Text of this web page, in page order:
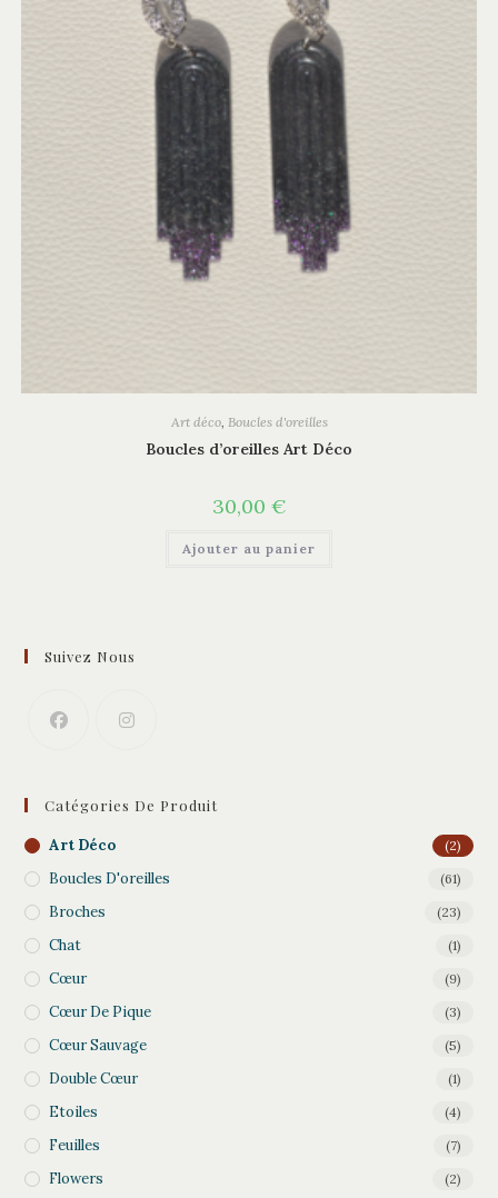
Art déco, Boucles d'oreilles
Boucles d’oreilles Art Déco
30,00 €
Ajouter au panier
Suivez Nous
Catégories De Produit
Art Déco (2)
Boucles D'oreilles (61)
Broches (23)
Chat (1)
Cœur (9)
Cœur De Pique (3)
Cœur Sauvage (5)
Double Cœur (1)
Etoiles (4)
Feuilles (7)
Flowers (2)